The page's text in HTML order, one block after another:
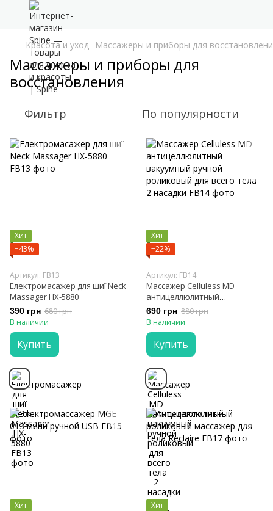
Красота и уход Массажеры и приборы для
Массажеры и приборы для
восстановления
Фильтр По популярности
Хит
−43%
Артикул: FB13
Електромасажер для шиї Neck
Massager HX-5880
390 грн 680 грн
В наличии
Купить
Хит
−22%
Артикул: FB14
Массажер Celluless MD
антицеллюлитный
вакуумный ручной
роликовый для всего тела 2
насадки
690 грн 880 грн
В наличии
Купить
Хит
Хит